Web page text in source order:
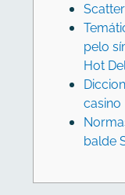
pelo
Hot
casino
balde